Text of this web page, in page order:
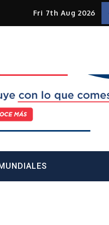
Fri 7th Aug 2026